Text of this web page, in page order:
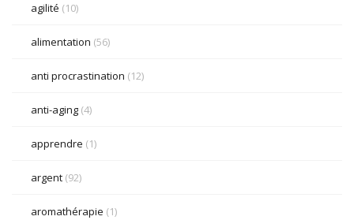
agilité (10)
alimentation (56)
anti procrastination (12)
anti-aging (4)
apprendre (1)
argent (92)
aromathérapie (1)